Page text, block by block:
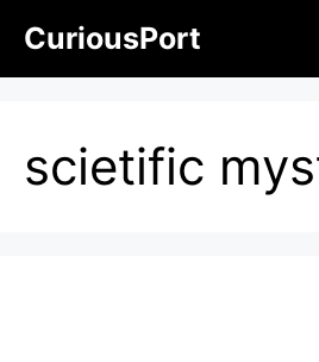
content
CuriousPort
scietific